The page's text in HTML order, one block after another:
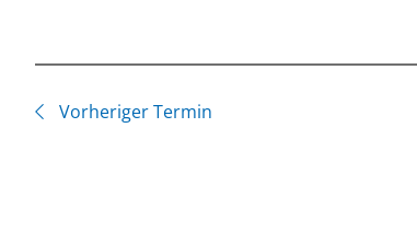
Vorheriger Termin